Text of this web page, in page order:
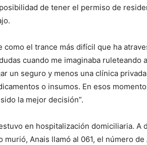
de tener el permiso de
el trance más difícil que ha
cuando me imaginaba ruleteando
un seguro y menos una clínica
o insumos. En esos
la mejor decisión”.
en hospitalización domiciliaria. A
Anais llamó al 061, el número de